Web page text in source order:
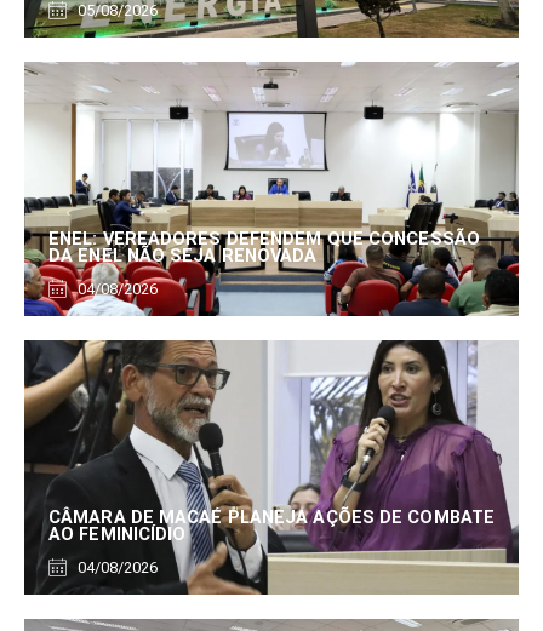
05/08/2026
ENEL: VEREADORES DEFENDEM QUE CONCESSÃO
DA ENEL NÃO SEJA RENOVADA
04/08/2026
CÂMARA DE MACAÉ PLANEJA AÇÕES DE COMBATE
AO FEMINICÍDIO
04/08/2026